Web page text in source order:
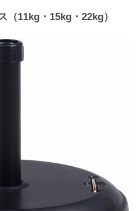
（11kg・15kg・22kg）